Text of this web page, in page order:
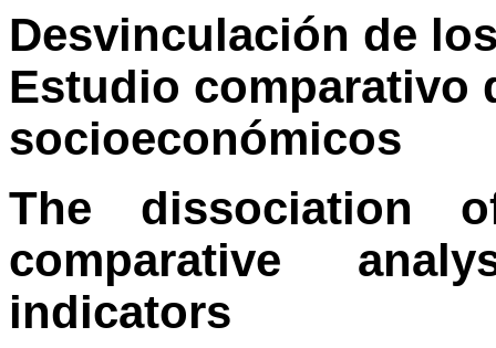
Desvinculación de
Estudio comparativo
socioeconómicos
The dissociation
comparative
indicators